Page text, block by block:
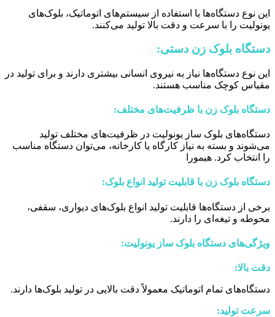
این نوع دستگاه‌ها با استفاده از سیستم‌های اتوماتیک، بلوک‌های
یونولیت را با سرعت و دقت بالا تولید می‌کنند.
دستگاه بلوک زن دستی:
این نوع دستگاه‌ها نیاز به نیروی انسانی بیشتری دارند و برای تولید در
مقیاس کوچک مناسب هستند.
دستگاه بلوک زن با ظرفیت‌های مختلف:
دستگاه‌های بلوک ساز یونولیت در ظرفیت‌های مختلف تولید
می‌شوند و بسته به نیاز کارگاه یا کارخانه، می‌توان دستگاه مناسب
را انتخاب کرد. هیمورا
دستگاه بلوک زن با قابلیت تولید انواع بلوک:
برخی از دستگاه‌ها قابلیت تولید انواع بلوک‌های دیواری، سقفی،
محوطه و تیغه‌ای را دارند.
ویژگی‌های دستگاه بلوک ساز یونولیت:
دقت بالا:
دستگاه‌های تمام اتوماتیک معمولاً دقت بالایی در تولید بلوک‌ها دارند.
سرعت تولید: